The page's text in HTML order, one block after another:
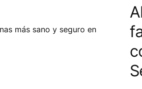
más sano y seguro en